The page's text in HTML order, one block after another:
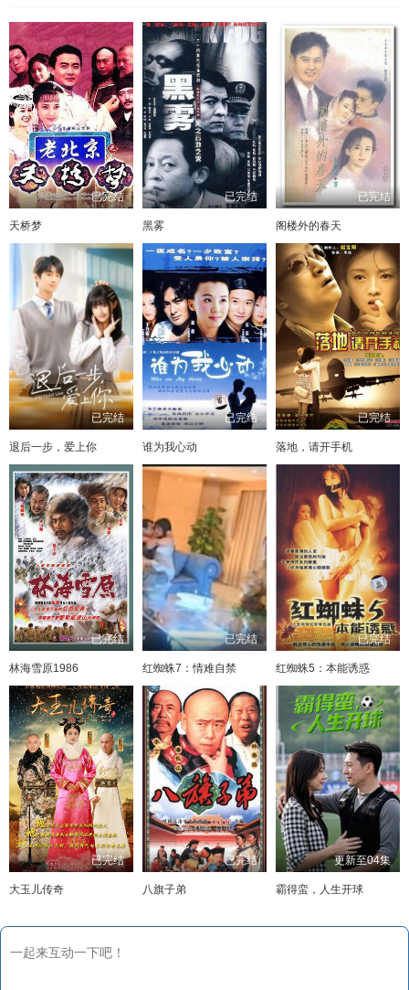
已完结
天桥梦
已完结
黑雾
已完结
阁楼外的春天
已完结
退后一步，爱上你
已完结
谁为我心动
已完结
落地，请开手机
已完结
林海雪原1986
已完结
红蜘蛛7：情难自禁
已完结
红蜘蛛5：本能诱惑
已完结
大玉儿传奇
已完结
八旗子弟
更新至04集
霸得蛮，人生开球